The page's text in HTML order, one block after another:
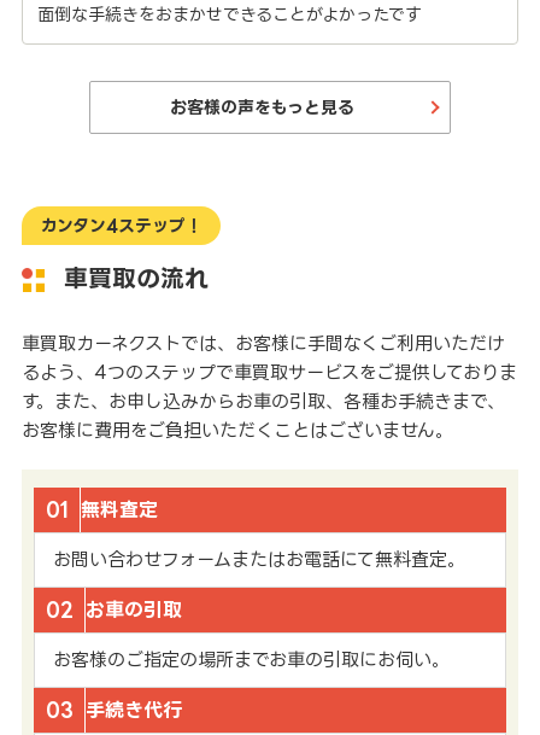
面倒な手続きをおまかせできることがよかったです
お客様の声をもっと見る
カンタン4ステップ！
車買取の流れ
車買取カーネクストでは、お客様に手間なくご利用いただけ
るよう、4つのステップで車買取サービスをご提供しておりま
す。また、お申し込みからお車の引取、各種お手続きまで、
お客様に費用をご負担いただくことはございません。
01 無料査定
お問い合わせフォームまたはお電話にて無料査定。
02 お車の引取
お客様のご指定の場所までお車の引取にお伺い。
03 手続き代行